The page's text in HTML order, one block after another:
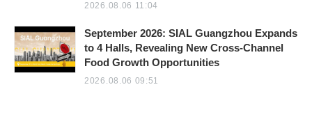
2026.08.06 11:04
September 2026: SIAL Guangzhou Expands
to 4 Halls, Revealing New Cross-Channel
Food Growth Opportunities
2026.08.06 09:51